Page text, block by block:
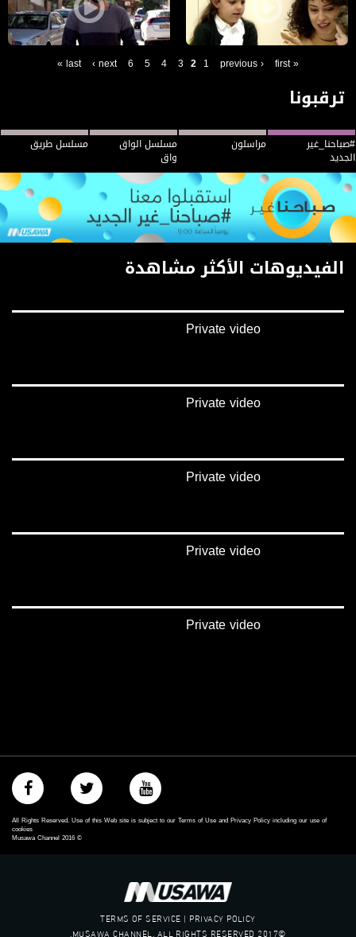
08.03.201 مراسلون مساواة - الحلقة الكاملة : المحامي شحدة بن بري.. والرسم وسيلة للتواصل الاجتماعي كفاح إغبارية تلملم جراحها بعد
« first
‹ previous
1
2
3
4
5
6
next ›
last »
ترقبونا
#صباحنا_غير
الجديد
مراسلون مسلسل الواق
واق
مسلسل طريق
الفيديوهات الأكثر مشاهدة
Private video
Private video
Private video
Private video
Private video
All Rights Reserved. Use of this Web site is subject to our Terms of Use and Privacy Policy including our use of
cookies
©
2016
TERMS OF SERVICE | PRIVACY POLICY
©2017 MUSAWA CHANNEL. ALL RIGHTS RESERVED.